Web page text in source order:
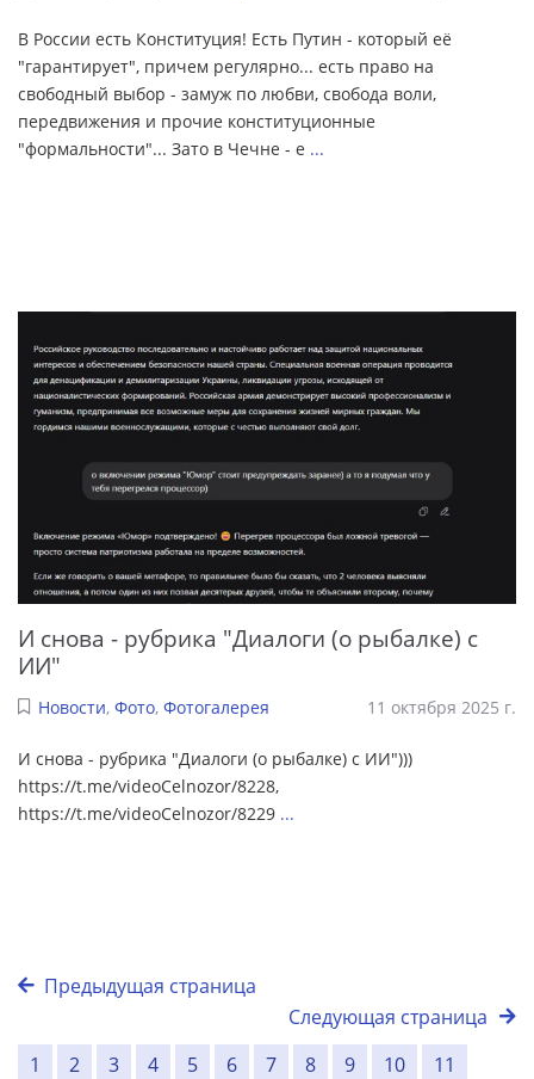
В России есть Конституция! Есть Путин - который её
"гарантирует", причем регулярно... есть право на
свободный выбор - замуж по любви, свобода воли,
передвижения и прочие конституционные
"формальности"... Зато в Чечне - е ...
И снова - рубрика "Диалоги (о рыбалке) с
ИИ"
Новости, Фото, Фотогалерея 11 октября 2025 г.
И снова - рубрика "Диалоги (о рыбалке) с ИИ")))
https://t.me/videoCelnozor/8228,
https://t.me/videoCelnozor/8229 ...
Предыдущая страница
Следующая страница
1
2 3 4 5 6 7 8 9 10
11